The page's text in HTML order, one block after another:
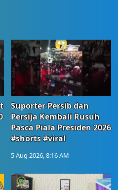
Suporter Persib dan
Persija Kembali Rusuh
Pasca Piala Presiden 2026
#shorts #viral
5 Aug 2026, 8:16 AM